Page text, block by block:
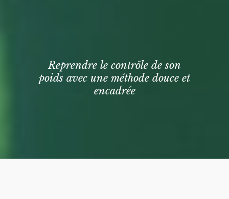
Reprendre le contrôle de son
poids avec une méthode douce et
encadrée